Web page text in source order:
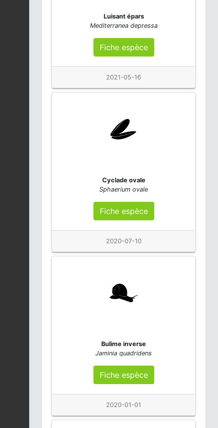
Luisant épars
Mediterranea depressa
Fiche espèce
2021-05-16
Cyclade ovale
Sphaerium ovale
Fiche espèce
2020-07-10
Bulime inverse
Jaminia quadridens
Fiche espèce
2020-01-01